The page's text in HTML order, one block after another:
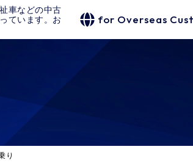
車などの中古
ています。お
for Overseas
り